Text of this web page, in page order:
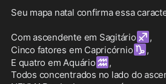
Seu mapa natal confirma essa
Com ascendente em Sagitário ♐ ,
Cinco fatores em Capricórnio ♑ ,
E quatro em Aquário ♒ ,
Todos concentrados no lado do